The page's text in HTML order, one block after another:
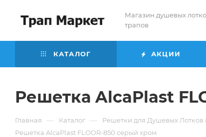
Магазин душевых
трапов
КАТАЛОГ АКЦИИ
Решетка AlcaPlast
Главная — Каталог — Решетки для Душевых Лотков
Решетка AlcaPlast FLOOR-850 серый хром